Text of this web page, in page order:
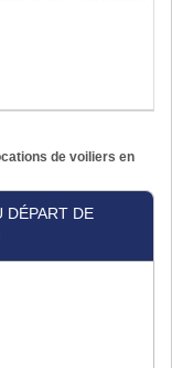
de voiliers en
DÉPART DE